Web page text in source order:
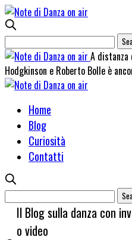
A distanza
Hodgkinson e Roberto Bolle è
Home
Blog
Curiosità
Contatti
Il Blog sulla danza con
o video